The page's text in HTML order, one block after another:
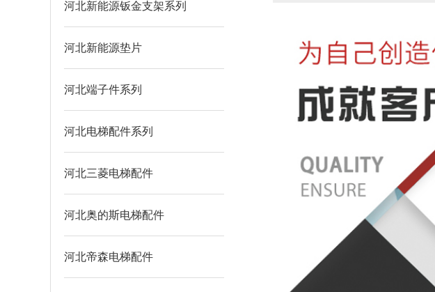
列
河北新能源钣金支架系列
河北新能源垫片
河北端子件系列
河北电梯配件系列
河北三菱电梯配件
河北奥的斯电梯配件
河北帝森电梯配件